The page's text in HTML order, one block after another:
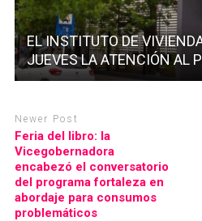
EL INSTITUTO DE
JUEVES LA ATENCIÓN AL
Newer Post
Feria del libro: la
Vicegobernadora
encabezó el conversatorio
del programa fortaleza en
abordaje para consumos
problemáticos